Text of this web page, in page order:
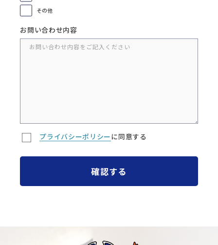
その他
お問い合わせ内容
プライバシーポリシーに同意する